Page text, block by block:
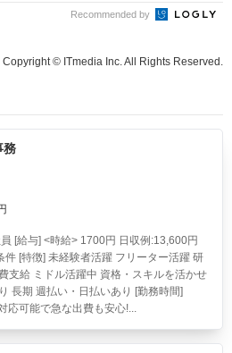
Recommended by
Copyright © ITmedia Inc. All Rights Reserved.
務
[給与] <時給> 1700円 日収例:13,600円
[特徴] 未経験者活躍 フリーター活躍 研
支給 ミドル活躍中 資格・スキルを活かせ
長期 週払い・日払いあり [勤務時間]
応可能で急な出費も安心!...